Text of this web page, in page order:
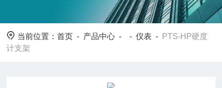
当前位置：首页 - 产品中心 - -仪表 -
PTS-HP硬度
计支架